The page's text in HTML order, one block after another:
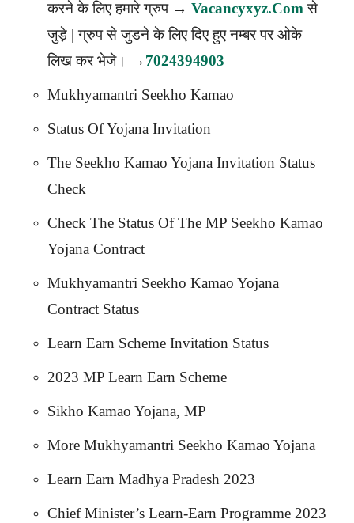
करने के लिए हमारे ग्रुप → Vacancyxyz.comसे
जुड़े | ग्रुप से जुडने के लिए दिए हुए नम्बर पर ओके
लिख कर भेजे। → 7024394903
Mukhyamantri Seekho Kamao
Status Of Yojana Invitation
The Seekho Kamao Yojana Invitation Status
Check
Check The Status Of The MP Seekho Kamao
Yojana Contract
Mukhyamantri Seekho Kamao Yojana
Contract Status
Learn Earn Scheme Invitation Status
2023 MP Learn Earn Scheme
Sikho Kamao Yojana, MP
More Mukhyamantri Seekho Kamao Yojana
Learn Earn Madhya Pradesh 2023
Chief Minister’s Learn-Earn Programme 2023